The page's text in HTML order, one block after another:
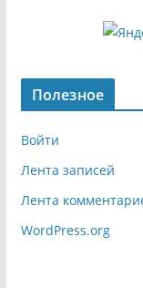
Полезное
Войти
Лента записей
Лента
WordPress.org